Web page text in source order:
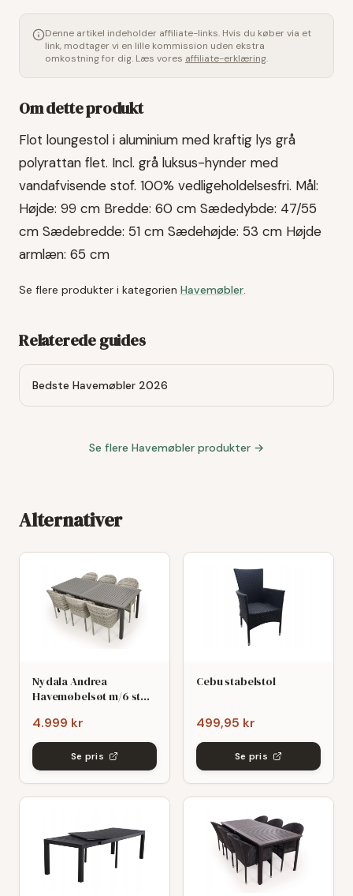
Denne artikel indeholder affiliate-links. Hvis du køber via et
link, modtager vi en lille kommission uden ekstra
omkostning for dig. Læs vores affiliate-erklæring.
Om dette produkt
Flot loungestol i aluminium med kraftig lys grå
polyrattan flet. Incl. grå luksus-hynder med
vandafvisende stof. 100% vedligeholdelsesfri. Mål:
Højde: 99 cm Bredde: 60 cm Sædedybde: 47/55
cm Sædebredde: 51 cm Sædehøjde: 53 cm Højde
armlæn: 65 cm
Se flere produkter i kategorien Havemøbler.
Relaterede guides
Bedste Havemøbler 2026
Se flere Havemøbler produkter →
Alternativer
Nydala Andrea
Havemøbelsøt m/6 stole
grø
4.999 kr
Se pris
Cebu stabelstol
499,95 kr
Se pris